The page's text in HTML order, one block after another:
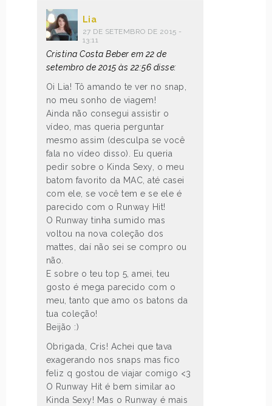
Lia
27 DE SETEMBRO DE 2015 -
13:11
Cristina Costa Beber em 22 de
setembro de 2015 às 22:56 disse:
Oi Lia! Tô amando te ver no snap,
no meu sonho de viagem!
Ainda não consegui assistir o
vídeo, mas queria perguntar
mesmo assim (desculpa se você
fala no vídeo disso). Eu queria
pedir sobre o Kinda Sexy, o meu
batom favorito da MAC, até casei
com ele, se você tem e se ele é
parecido com o Runway Hit!
O Runway tinha sumido mas
voltou na nova coleção dos
mattes, daí não sei se compro ou
não.
E sobre o teu top 5, amei, teu
gosto é mega parecido com o
meu, tanto que amo os batons da
tua coleção!
Beijão :)
Obrigada, Cris! Achei que tava
exagerando nos snaps mas fico
feliz q gostou de viajar comigo <3
O Runway Hit é bem similar ao
Kinda Sexy! Mas o Runway é mais